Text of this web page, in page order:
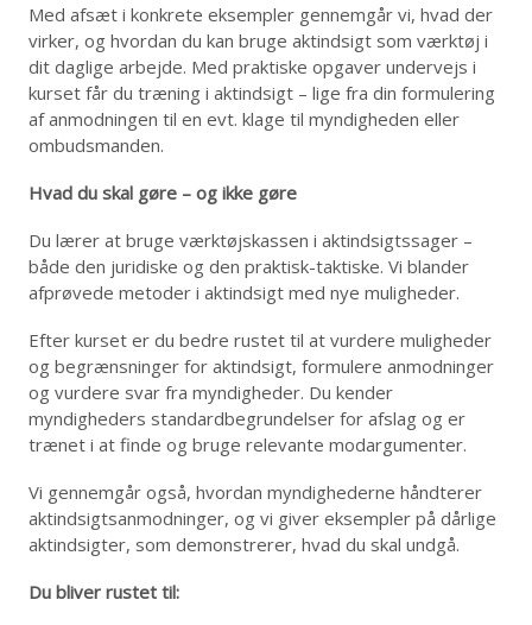
Med afsæt i konkrete eksempler gennemgår vi, hvad der
virker, og hvordan du kan bruge aktindsigt som værktøj i
dit daglige arbejde. Med praktiske opgaver undervejs i
kurset får du træning i aktindsigt – lige fra din formulering
af anmodningen til en evt. klage til myndigheden eller
ombudsmanden.
Hvad du skal gøre – og ikke gøre
Du lærer at bruge værktøjskassen i aktindsigtssager –
både den juridiske og den praktisk-taktiske. Vi blander
afprøvede metoder i aktindsigt med nye muligheder.
Efter kurset er du bedre rustet til at vurdere muligheder
og begrænsninger for aktindsigt, formulere anmodninger
og vurdere svar fra myndigheder. Du kender
myndigheders standardbegrundelser for afslag og er
trænet i at finde og bruge relevante modargumenter.
Vi gennemgår også, hvordan myndighederne håndterer
aktindsigtsanmodninger, og vi giver eksempler på dårlige
aktindsigter, som demonstrerer, hvad du skal undgå.
Du bliver rustet til: